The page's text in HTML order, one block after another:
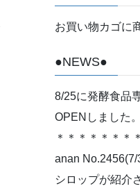
お買い物カゴに
●NEWS●
8/25に発酵食品
OPENしました。
＊＊＊＊＊＊＊
anan
シロップが紹介